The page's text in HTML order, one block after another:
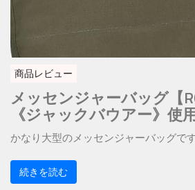
商品レビュー
メッセンジャーバッグ【
《ジャックバウアー》使
かなり大型のメッセンジャーバッグで
続きを読む